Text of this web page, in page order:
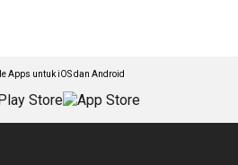
Apps untuk iOS dan Android